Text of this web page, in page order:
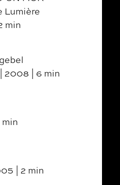
Lumière
min
2008 | 6 min
min
| 2 min